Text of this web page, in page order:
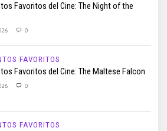
Favoritos del Cine: The Night of the
0
FAVORITOS
Favoritos del Cine: The Maltese Falcon
0
FAVORITOS